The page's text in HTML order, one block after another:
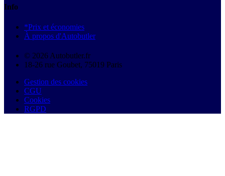
Info
*Prix et économies
À propos d'Autobutler
© 2026 Autobutler.fr
18-26 rue Goubet, 75019 Paris
Gestion des cookies
CGU
Cookies
RGPD